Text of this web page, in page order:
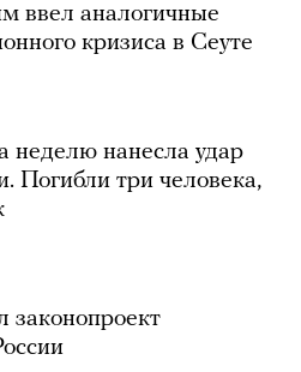
ввел аналогичные
кризиса в Сеуте
неделю нанесла удар
Погибли три человека,